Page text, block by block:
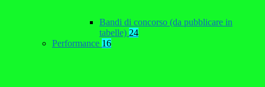
Bandi di concorso (da pubblicare in
tabelle) 24
Performance 16